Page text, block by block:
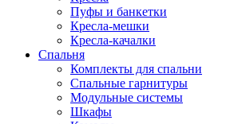
Пуфы и банкетки
Кресла-мешки
Кресла-качалки
Спальня
Комплекты для спальни
Спальные гарнитуры
Модульные системы
Шкафы